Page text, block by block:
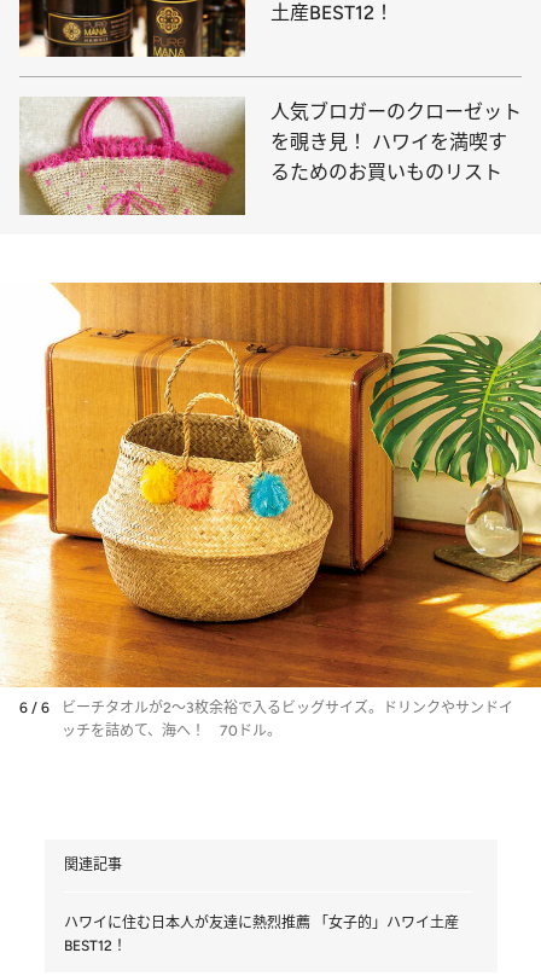
土産BEST12！
人気ブロガーのクローゼット
を覗き見！ ハワイを満喫す
るためのお買いものリスト
6 / 6
ビーチタオルが2～3枚余裕で入るビッグサイズ。ドリンクやサンドイ
ッチを詰めて、海へ！ 70ドル。
関連記事
ハワイに住む日本人が友達に熱烈推薦 「女子的」ハワイ土産
BEST12！